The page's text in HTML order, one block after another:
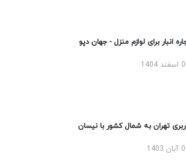
انبار برای لوازم منزل - جهان دپو
تهران به شمال کشور با نیسان